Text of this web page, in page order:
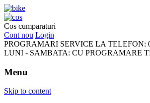
FreeRideBikes
Cos cumparaturi
Cont nou Login
PROGRAMARI SERVICE LA TELEFON:
LUNI - SAMBATA: CU PROGRAMARE
Menu
Skip to content